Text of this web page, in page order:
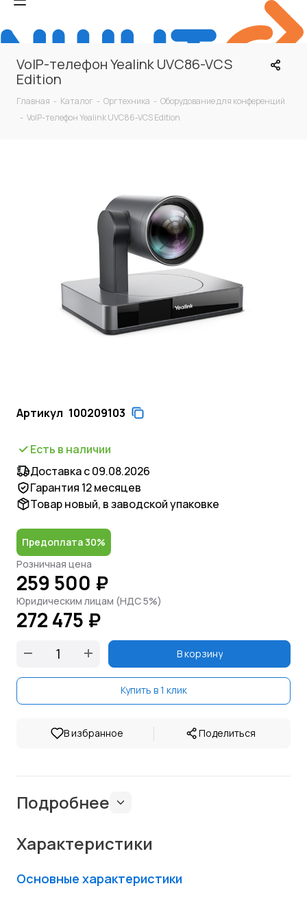
VoIP-телефон Yealink UVC86-VCS
Edition
Главная - Каталог - Оргтехника - Оборудование для конференций
- VoIP-телефон Yealink UVC86-VCS Edition
Артикул 100209103
Есть в наличии
Доставка с 09.08.2026
Гарантия 12 месяцев
Товар новый, в заводской упаковке
Предоплата 30%
Розничная цена
259 500 ₽
Юридическим лицам (НДС 5%)
272 475 ₽
В корзину
Купить в 1 клик
В избранное | Поделиться
Подробнее
Характеристики
Основные характеристики